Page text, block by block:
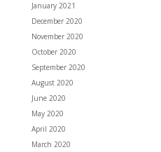
January 2021
December 2020
November 2020
October 2020
September 2020
August 2020
June 2020
May 2020
April 2020
March 2020